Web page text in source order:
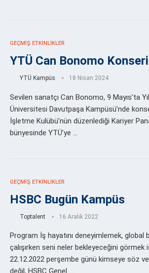
GEÇMIŞ ETKINLIKLER
YTÜ Can Bonomo Konseri
YTÜ Kampüs 18 Nisan 2024
Sevilen sanatçı Can Bonomo, 9 Mayıs’ta
Üniversitesi Davutpaşa Kampüsü’nde
İşletme Kulübü’nün düzenlediği Kariyer
bünyesinde YTÜ’ye …
GEÇMIŞ ETKINLIKLER
HSBC Bugün Kampüs
Toptalent 16 Aralık 2022
Program İş hayatını deneyimlemek, global
çalışırken seni neler bekleyeceğini görmek
22.12.2022 perşembe günü kimseye söz
değil, HSBC Genel …